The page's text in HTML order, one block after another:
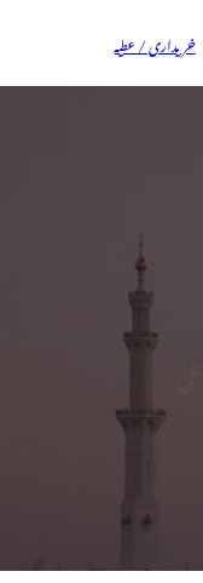
خریداری / عطیہ